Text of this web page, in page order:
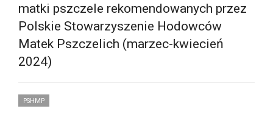
matki pszczele rekomendowanych przez
Polskie Stowarzyszenie Hodowców
Matek Pszczelich (marzec-kwiecień
2024)
PSHMP